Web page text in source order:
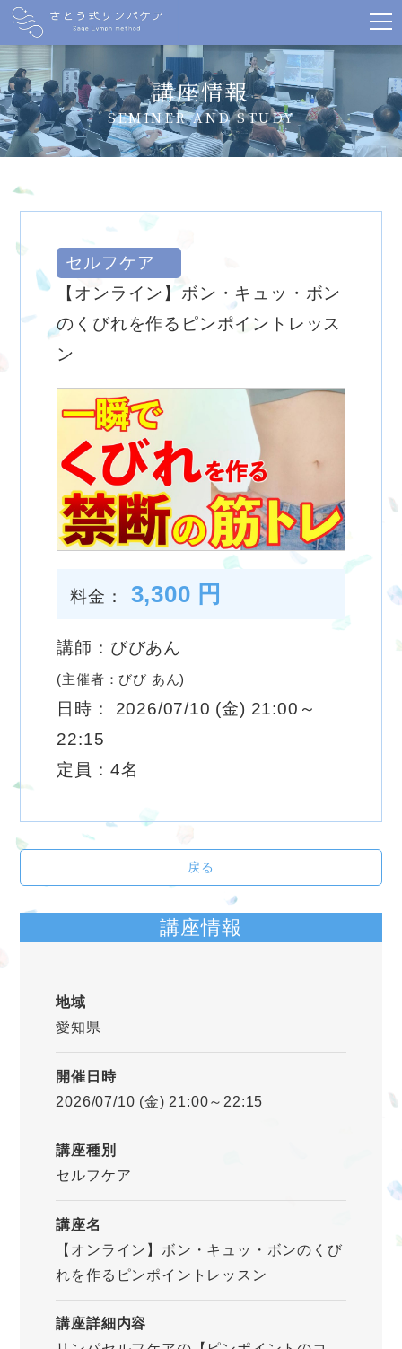
講座情報
SEMINER AND STUDY
セルフケア
【オンライン】ボン・キュッ・ボン
のくびれを作るピンポイントレッス
ン
料金： 3,300 円
講師：びびあん
(主催者：びび あん)
日時： 2026/07/10 (金) 21:00～
22:15
定員：4名
戻る
講座情報
地域
愛知県
開催日時
2026/07/10 (金) 21:00～22:15
講座種別
セルフケア
講座名
【オンライン】ボン・キュッ・ボンのくび
れを作るピンポイントレッスン
講座詳細内容